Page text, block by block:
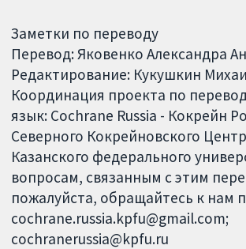
Заметки по переводу
Перевод: Яковенко Александра
Редактирование: Кукушкин
Координация проекта по
язык: Cochrane Russia - Кокрейн
Северного Кокрейновского
Казанского федерального
вопросам, связанным с этим
пожалуйста, обращайтесь к нам
cochrane.russia.kpfu@gmail.com;
cochranerussia@kpfu.ru